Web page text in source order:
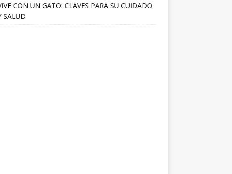
CON UN GATO: CLAVES PARA SU CUIDADO
SALUD